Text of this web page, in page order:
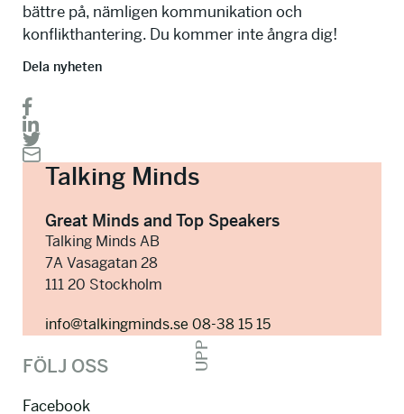
bättre på, nämligen kommunikation och
konflikthantering. Du kommer inte ångra dig!
Dela nyheten
Talking Minds
Great Minds and Top Speakers
Talking Minds AB
7A Vasagatan 28
111 20 Stockholm
info@talkingminds.se 08-38 15 15
UPP
FÖLJ OSS
Facebook